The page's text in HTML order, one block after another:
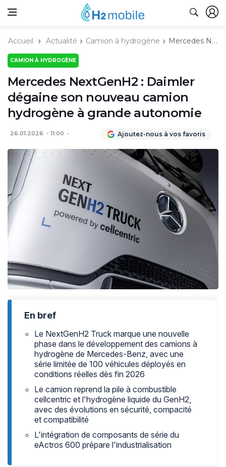
Accueil Actualité Camion à hydrogène Mercedes NextGenH2 : Daimler dégaine son nouveau camion hydrogène à grande autonomie
CAMION À HYDROGÈNE
Mercedes NextGenH2 : Daimler
dégaine son nouveau camion
hydrogène à grande autonomie
26.01.2026 11:00 Ajoutez-nous à vos favoris
En bref
Le NextGenH2 Truck marque une nouvelle
phase dans le développement des camions à
hydrogène de Mercedes-Benz, avec une
série limitée de 100 véhicules déployés en
conditions réelles dès fin 2026
Le camion reprend la pile à combustible
cellcentric et l'hydrogène liquide du GenH2,
avec des évolutions en sécurité, compacité
et compatibilité
L'intégration de composants de série du
eActros 600 prépare l'industrialisation